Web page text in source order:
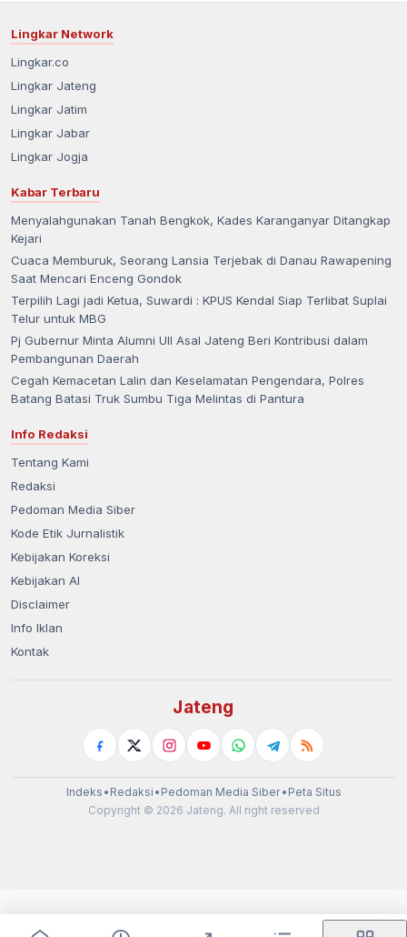
Lingkar Network
Lingkar.co
Lingkar Jateng
Lingkar Jatim
Lingkar Jabar
Lingkar Jogja
Kabar Terbaru
Menyalahgunakan Tanah Bengkok, Kades Karanganyar Ditangkap
Kejari
Cuaca Memburuk, Seorang Lansia Terjebak di Danau Rawapening
Saat Mencari Enceng Gondok
Terpilih Lagi jadi Ketua, Suwardi : KPUS Kendal Siap Terlibat Suplai
Telur untuk MBG
Pj Gubernur Minta Alumni UII Asal Jateng Beri Kontribusi dalam
Pembangunan Daerah
Cegah Kemacetan Lalin dan Keselamatan Pengendara, Polres
Batang Batasi Truk Sumbu Tiga Melintas di Pantura
Info Redaksi
Tentang Kami
Redaksi
Pedoman Media Siber
Kode Etik Jurnalistik
Kebijakan Koreksi
Kebijakan AI
Disclaimer
Info Iklan
Kontak
Jateng
Indeks • Redaksi • Pedoman Media Siber• Peta Situs
Copyright © 2026 Jateng. All right reserved